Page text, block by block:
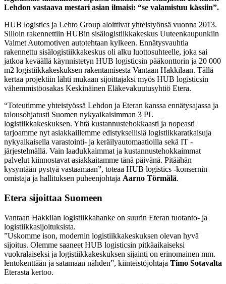
Lehdon vastaava mestari asian ilmaisi: “se valamistuu kässiin”.
HUB logistics ja Lehto Group aloittivat yhteistyönsä vuonna 2013.
Silloin rakennettiin HUBin sisälogistiikkakeskus Uuteenkaupunkiin
Valmet Automotiven autotehtaan kylkeen. Ennätysvauhtia
rakennettu sisälogistiikkakeskus oli alku luottosuhteelle, joka sai
jatkoa keväällä käynnistetyn HUB logisticsin pääkonttorin ja 20 000
m2 logistiikkakeskuksen rakentamisesta Vantaan Hakkilaan. Tällä
kertaa projektiin lähti mukaan sijoittajaksi myös HUB logisticsin
vähemmistöosakas Keskinäinen Eläkevakuutusyhtiö Etera.
“Toteutimme yhteistyössä Lehdon ja Eteran kanssa ennätysajassa ja
talousohjatusti Suomen nykyaikaisimman 3 PL
logistiikkakeskuksen. Yhtä kustannustehokkaasti ja nopeasti
tarjoamme nyt asiakkaillemme edistyksellisiä logistiikkaratkaisuja
nykyaikaisella varastointi- ja keräilyautomaatioilla sekä IT -
järjestelmällä. Vain laadukkaimmat ja kustannustehokkaimmat
palvelut kiinnostavat asiakkaitamme tänä päivänä. Pitäähän
kysyntään pystyä vastaamaan”, toteaa HUB logistics -konsernin
omistaja ja hallituksen puheenjohtaja Aarno Törmälä.
Etera sijoittaa Suomeen
Vantaan Hakkilan logistiikkahanke on suurin Eteran tuotanto- ja
logistiikkasijoituksista.
”Uskomme ison, modernin logistiikkakeskuksen olevan hyvä
sijoitus. Olemme saaneet HUB logisticsin pitkäaikaiseksi
vuokralaiseksi ja logistiikkakeskuksen sijainti on erinomainen mm.
lentokenttään ja satamaan nähden”, kiinteistöjohtaja Timo Sotavalta
Eterasta kertoo.